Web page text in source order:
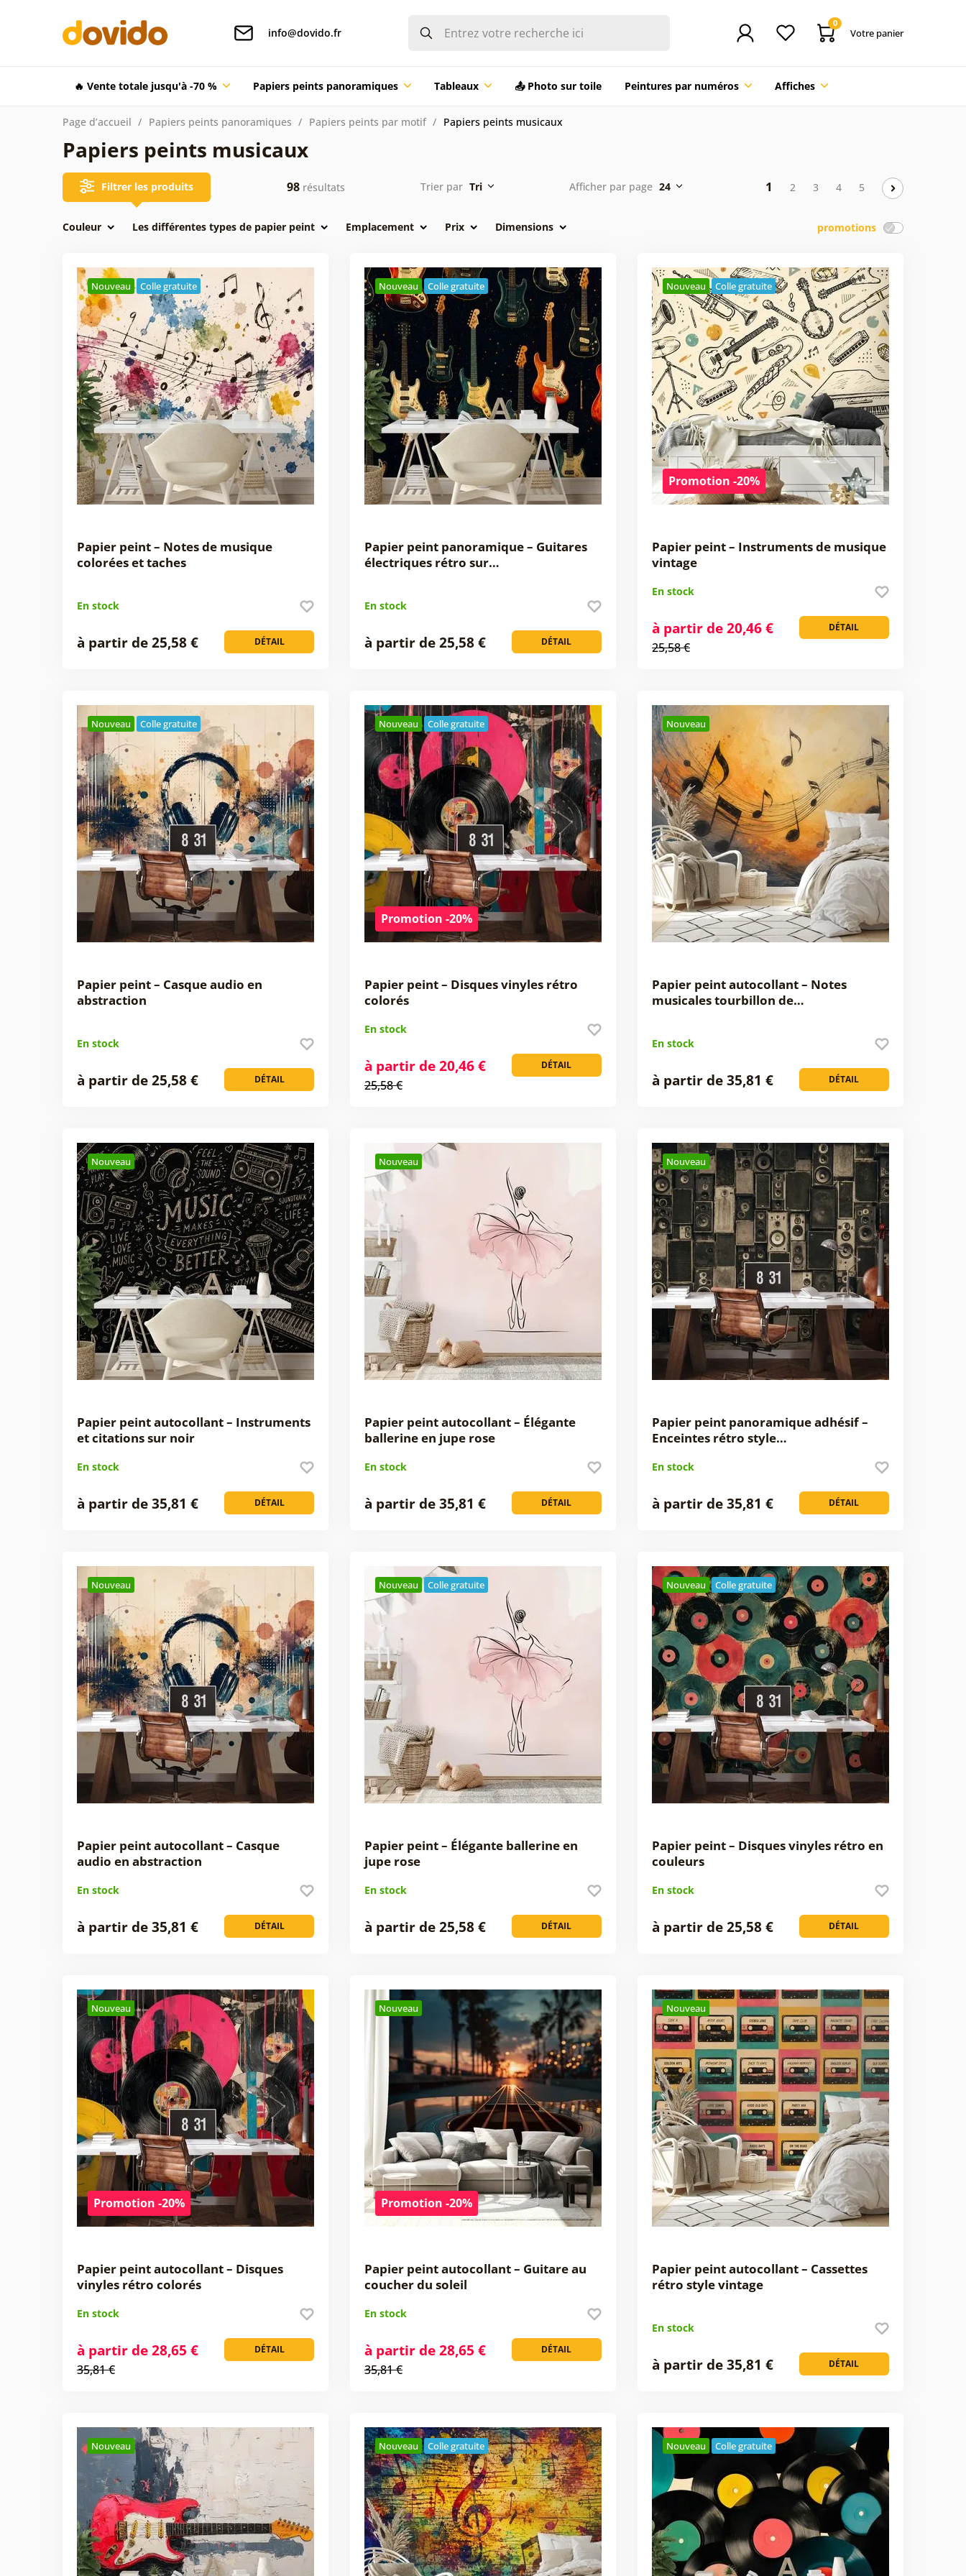
info@dovido.fr
0
Votre panier
🔥 Vente totale jusqu'à -70 % Papiers peints panoramiques Tableaux 📤 Photo sur toile Peintures par numéros Affiches
Page d’accueil Papiers peints panoramiques Papiers peints par motif Papiers peints musicaux
Papiers peints musicaux
Filtrer les produits 98résultats Trier par Tri Afficher par page 24 1 2 3 4 5
promotions
Couleur Les différentes types de papier peint Emplacement Prix Dimensions
Nouveau Colle gratuite
Papier peint – Notes de musique
colorées et taches
En stock
DÉTAIL
à partir de 25,58 €
Nouveau Colle gratuite
Papier peint panoramique – Guitares
électriques rétro sur…
En stock
DÉTAIL
à partir de 25,58 €
Nouveau Colle gratuite
Promotion -20%
Papier peint – Instruments de musique
vintage
En stock
DÉTAIL
à partir de 20,46 €
25,58 €
Nouveau Colle gratuite
Papier peint – Casque audio en
abstraction
En stock
DÉTAIL
à partir de 25,58 €
Nouveau Colle gratuite
Promotion -20%
Papier peint – Disques vinyles rétro
colorés
En stock
DÉTAIL
à partir de 20,46 €
25,58 €
Nouveau
Papier peint autocollant – Notes
musicales tourbillon de…
En stock
DÉTAIL
à partir de 35,81 €
Nouveau
Papier peint autocollant – Instruments
et citations sur noir
En stock
DÉTAIL
à partir de 35,81 €
Nouveau
Papier peint autocollant – Élégante
ballerine en jupe rose
En stock
DÉTAIL
à partir de 35,81 €
Nouveau
Papier peint panoramique adhésif –
Enceintes rétro style…
En stock
DÉTAIL
à partir de 35,81 €
Nouveau
Papier peint autocollant – Casque
audio en abstraction
En stock
DÉTAIL
à partir de 35,81 €
Nouveau Colle gratuite
Papier peint – Élégante ballerine en
jupe rose
En stock
DÉTAIL
à partir de 25,58 €
Nouveau Colle gratuite
Papier peint – Disques vinyles rétro en
couleurs
En stock
DÉTAIL
à partir de 25,58 €
Nouveau
Promotion -20%
Papier peint autocollant – Disques
vinyles rétro colorés
En stock
DÉTAIL
à partir de 28,65 €
35,81 €
Nouveau
Promotion -20%
Papier peint autocollant – Guitare au
coucher du soleil
En stock
DÉTAIL
à partir de 28,65 €
35,81 €
Nouveau
Papier peint autocollant – Cassettes
rétro style vintage
En stock
DÉTAIL
à partir de 35,81 €
Nouveau Nouveau Colle gratuite Nouveau Colle gratuite